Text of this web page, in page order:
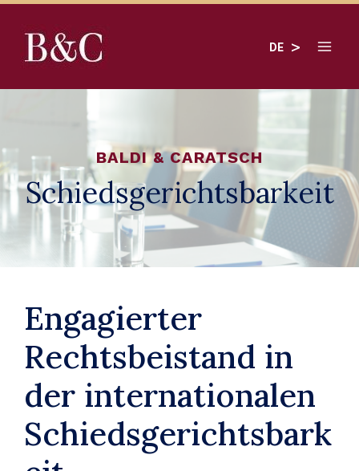
Inhalt
springen
DE
BALDI & CARATSCH
Schiedsgerichtsbarkeit
Engagierter
Rechtsbeistand in
der internationalen
Schiedsgerichtsbark